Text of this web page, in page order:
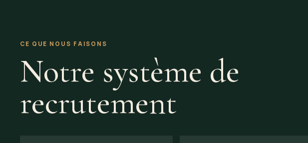
CE QUE NOUS FAISONS
Notre système de
recrutement